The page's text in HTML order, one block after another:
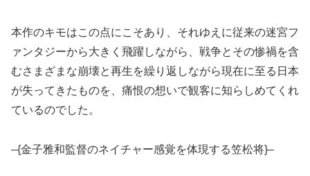
本作のキモはこの点にこそあり、それゆえに従来の迷宮フ
ァンタジーから大きく飛躍しながら、戦争とその惨禍を含
むさまざまな崩壊と再生を繰り返しながら現在に至る日本
が失ってきたものを、痛恨の想いで観客に知らしめてくれ
ているのでした。
–{金子雅和監督のネイチャー感覚を体現する笠松将}–